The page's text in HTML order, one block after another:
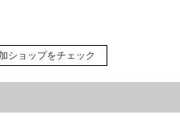
ショップをチェック